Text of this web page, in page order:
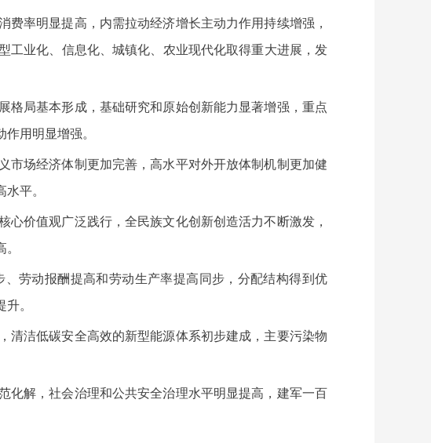
率明显提高，内需拉动经济增长主动力作用持续增强，
工业化、信息化、城镇化、农业现代化取得重大进展，发
局基本形成，基础研究和原始创新能力显著增强，重点
用明显增强。
场经济体制更加完善，高水平对外开放体制机制更加健
平。
价值观广泛践行，全民族文化创新创造活力不断激发，
劳动报酬提高和劳动生产率提高同步，分配结构得到优
。
洁低碳安全高效的新型能源体系初步建成，主要污染物
解，社会治理和公共安全治理水平明显提高，建军一百